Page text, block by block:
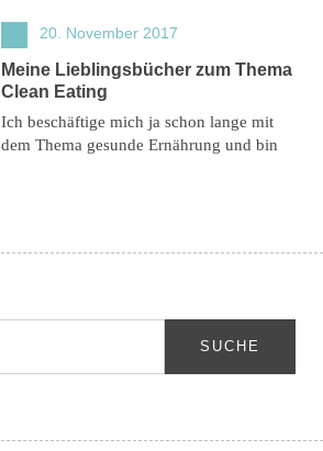
20. November 2017
Meine Lieblingsbücher zum Thema
Clean Eating
Ich beschäftige mich ja schon lange mit
dem Thema gesunde Ernährung und bin